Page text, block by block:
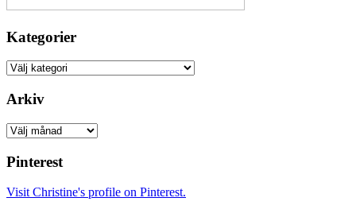
Kategorier
Kategorier
Arkiv
Arkiv
Pinterest
Visit Christine's profile on Pinterest.